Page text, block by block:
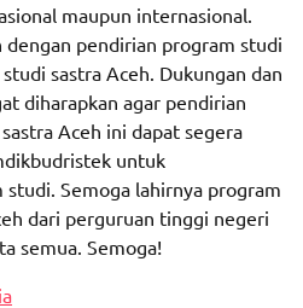
maupun internasional.
pendirian program studi
sastra Aceh. Dukungan dan
diharapkan agar pendirian
Aceh ini dapat segera
untuk
Semoga lahirnya program
dari perguruan tinggi negeri
semua. Semoga!